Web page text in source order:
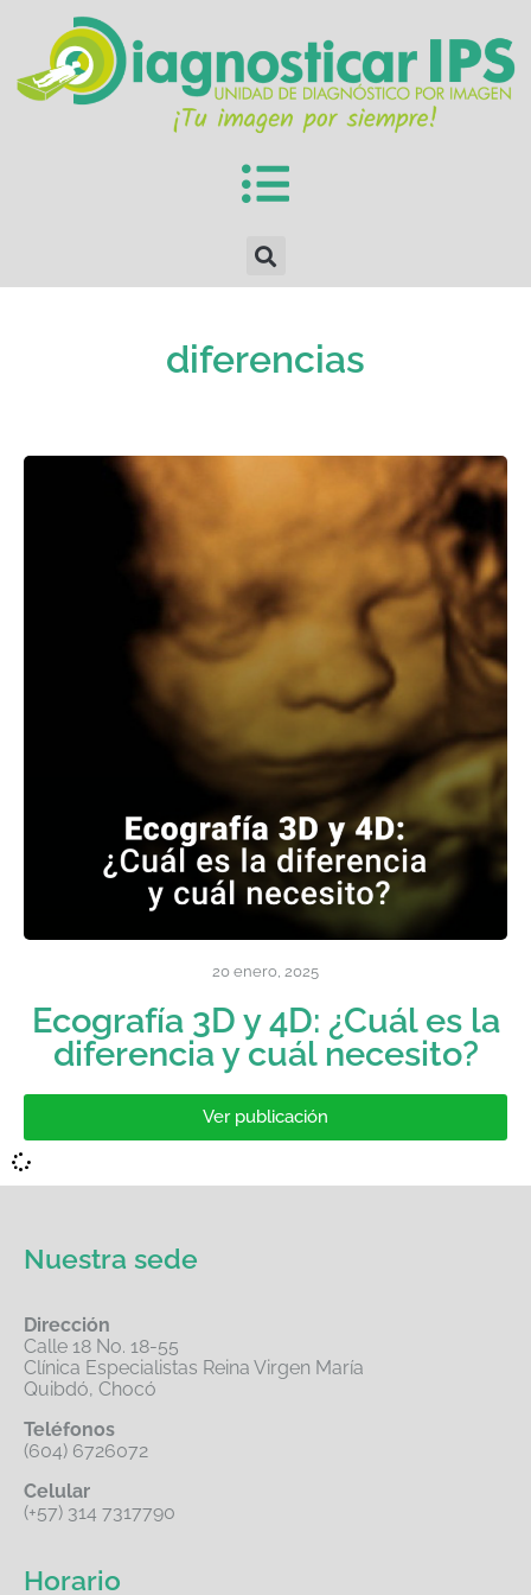
diferencias
20 enero, 2025
Ecografía 3D y 4D: ¿Cuál es la
diferencia y cuál necesito?
Ver publicación
Nuestra sede
Dirección
Calle 18 No. 18-55
Clínica Especialistas Reina Virgen María
Quibdó, Chocó
Teléfonos
(604) 6726072
Celular
(+57) 314 7317790
Horario